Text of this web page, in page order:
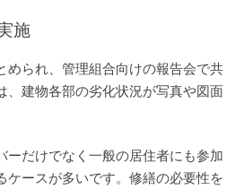
施
められ、管理組合向けの報告会で共
、建物各部の劣化状況が写真や図面
ーだけでなく一般の居住者にも参加
ケースが多いです。修繕の必要性を